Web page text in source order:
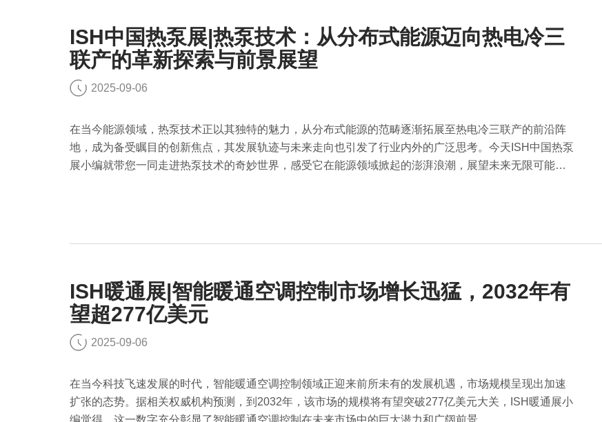
ISH中国热泵展|热泵技术：从分布式能源迈向热电冷三
联产的革新探索与前景展望
2025-09-06
在当今能源领域，热泵技术正以其独特的魅力，从分布式能源的范畴逐渐拓展至热电冷三联产的前沿阵
地，成为备受瞩目的创新焦点，其发展轨迹与未来走向也引发了行业内外的广泛思考。今天ISH中国热泵
展小编就带您一同走进热泵技术的奇妙世界，感受它在能源领域掀起的澎湃浪潮，展望未来无限可能的
ISH暖通展|智能暖通空调控制市场增长迅猛，2032年有
望超277亿美元
2025-09-06
在当今科技飞速发展的时代，智能暖通空调控制领域正迎来前所未有的发展机遇，市场规模呈现出加速
扩张的态势。据相关权威机构预测，到2032年，该市场的规模将有望突破277亿美元大关，ISH暖通展小
编觉得，这一数字充分彰显了智能暖通空调控制在未来市场中的巨大潜力和广阔前景。